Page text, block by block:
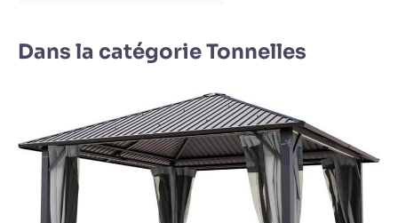
Dans la catégorie Tonnelles